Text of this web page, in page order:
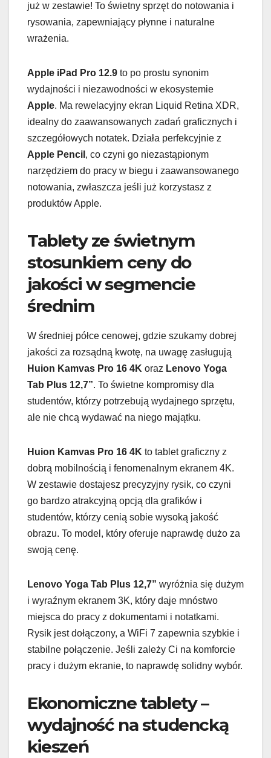
już w zestawie! To świetny sprzęt do notowania i
rysowania, zapewniający płynne i naturalne
wrażenia.
Apple iPad Pro 12.9 to po prostu synonim
wydajności i niezawodności w ekosystemie
Apple. Ma rewelacyjny ekran Liquid Retina XDR,
idealny do zaawansowanych zadań graficznych i
szczegółowych notatek. Działa perfekcyjnie z
Apple Pencil , co czyni go niezastąpionym
narzędziem do pracy w biegu i zaawansowanego
notowania, zwłaszcza jeśli już korzystasz z
produktów Apple.
Tablety ze świetnym
stosunkiem ceny do
jakości w segmencie
średnim
W średniej półce cenowej, gdzie szukamy dobrej
jakości za rozsądną kwotę, na uwagę zasługują
Huion Kamvas Pro 16 4K oraz Lenovo Yoga
Tab Plus 12,7”. To świetne kompromisy dla
studentów, którzy potrzebują wydajnego sprzętu,
ale nie chcą wydawać na niego majątku.
Huion Kamvas Pro 16 4K to tablet graficzny z
dobrą mobilnością i fenomenalnym ekranem 4K.
W zestawie dostajesz precyzyjny rysik, co czyni
go bardzo atrakcyjną opcją dla grafików i
studentów, którzy cenią sobie wysoką jakość
obrazu. To model, który oferuje naprawdę dużo za
swoją cenę.
Lenovo Yoga Tab Plus 12,7” wyróżnia się dużym
i wyraźnym ekranem 3K, który daje mnóstwo
miejsca do pracy z dokumentami i notatkami.
Rysik jest dołączony, a WiFi 7 zapewnia szybkie i
stabilne połączenie. Jeśli zależy Ci na komforcie
pracy i dużym ekranie, to naprawdę solidny wybór.
Ekonomiczne tablety –
wydajność na studencką
kieszeń